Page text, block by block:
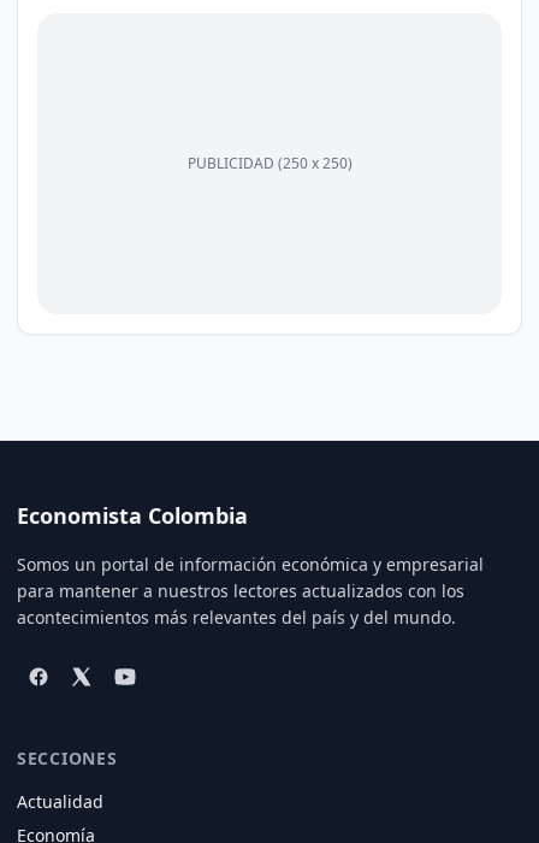
PUBLICIDAD (250 x 250)
Economista Colombia
Somos un portal de información económica y empresarial
para mantener a nuestros lectores actualizados con los
acontecimientos más relevantes del país y del mundo.
SECCIONES
Actualidad
Economía